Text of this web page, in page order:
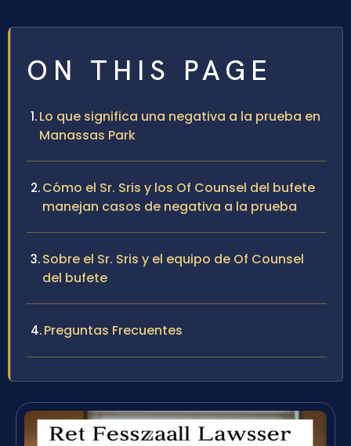
ON THIS PAGE
Lo que significa una negativa a la prueba en
Manassas Park
Cómo el Sr. Sris y los Of Counsel del bufete
manejan casos de negativa a la prueba
Sobre el Sr. Sris y el equipo de Of Counsel
del bufete
Preguntas Frecuentes